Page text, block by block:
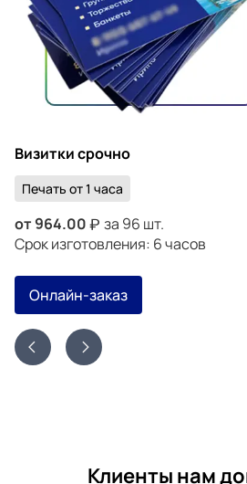
Визитки срочно
Печать от 1 часа
от964.00
за 96 шт.
Срок изготовления: 6 часов
Онлайн-заказ
Клиенты нам